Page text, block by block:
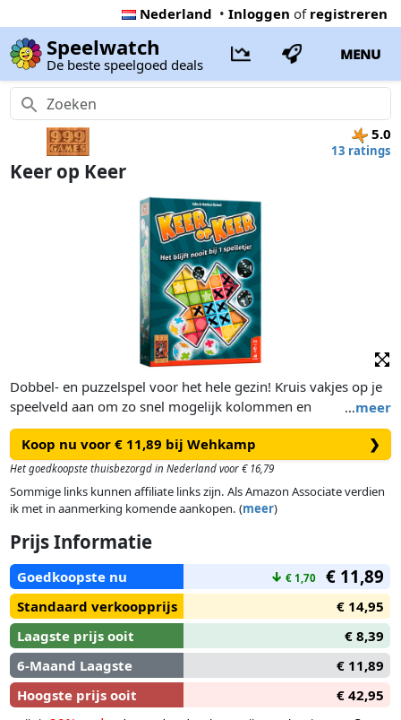
Nederland • Inloggen of registreren
Speelwatch
De beste speelgoed deals
MENU
5.0
13 ratings
Keer op Keer
…meer
Dobbel- en puzzelspel voor het hele gezin! Kruis vakjes op je
speelveld aan om zo snel mogelijk kolommen en
gelijkgekleurde gebieden te vullen. Elke beurt kies je een
gedobbelde kleur en een gedobbeld cijfer. Die combineer je,
waardoor je aangrenzende vakjes van de gekozen kleur mag
aankruisen. Maak steeds de juiste keuze en probeer de door
de andere spelers gewenste combinatie weg te nemen.
Koop nu voor € 11,89 bij Wehkamp ❯
Het goedkoopste thuisbezorgd in Nederland voor € 16,79
Sommige links kunnen affiliate links zijn. Als Amazon Associate verdien
ik met in aanmerking komende aankopen. (meer)
Prijs Informatie
Goedkoopste nu ↓ € 1,70 € 11,89
Standaard verkoopprijs
€ 14,95
Laagste prijs ooit
€ 8,39
6-Maand Laagste
€ 11,89
Hoogste prijs ooit
€ 42,95